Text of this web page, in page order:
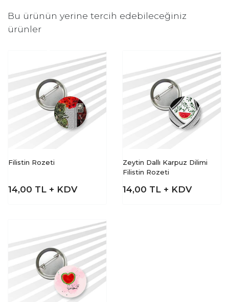
Bu ürünün yerine tercih edebileceğiniz
ürünler
Filistin Rozeti
14,00 TL + KDV
Zeytin Dallı Karpuz Dilimi
Filistin Rozeti
14,00 TL + KDV